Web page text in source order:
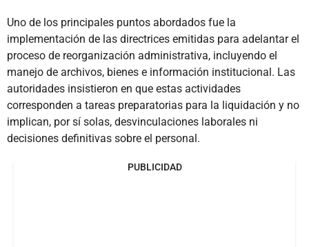
Uno de los principales puntos abordados fue la
implementación de las directrices emitidas para adelantar el
proceso de reorganización administrativa, incluyendo el
manejo de archivos, bienes e información institucional. Las
autoridades insistieron en que estas actividades
corresponden a tareas preparatorias para la liquidación y no
implican, por sí solas, desvinculaciones laborales ni
decisiones definitivas sobre el personal.
PUBLICIDAD